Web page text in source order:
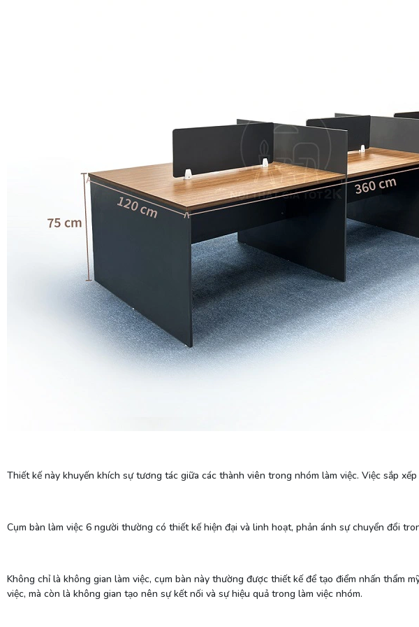
Thiết kế này khuyến khích sự tương tác giữa các thành viên trong nhóm làm việc. Việc sắp
Cụm bàn làm việc 6 người thường có thiết kế hiện đại và linh hoạt, phản ánh sự chuyển đổi
Không chỉ là không gian làm việc, cụm bàn này thường được thiết kế để tạo điểm nhấn thẩm
việc, mà còn là không gian tạo nên sự kết nối và sự hiệu quả trong làm việc nhóm.